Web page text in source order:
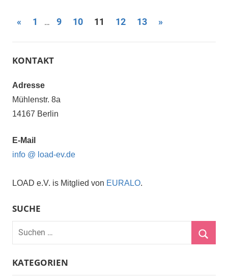
Seitennummerierung
der
Beiträge
« Vorherige
1 … 9 10 11 12 13
Nächste
»
KONTAKT
Adresse
Mühlenstr. 8a
14167 Berlin
E-Mail
info @ load-ev.de
LOAD e.V. is Mitglied von EURALO.
SUCHE
Suchen
nach:
KATEGORIEN